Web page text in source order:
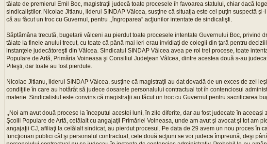
tăiate de premierul Emil Boc, magistraţii judecă toate procesele în favoarea statului, chiar dacă
sindicaliştilor. Nicolae Jitianu, liderul SINDAP Vâlcea, susţine că situaţia este cel puţin suspectă şi-
că au făcut un troc cu Guvernul, pentru ,,îngroparea” acţiunilor intentate de sindicalişti.
Săptămâna trecută, bugetarii vâlceni au pierdut toate procesele intentate Guvernului Boc, privind
tăiate la finele anului trecut, cu toate că până mai ieri erau invidiaţi de colegii din ţară pentru
instanţele judecătoreşti din Vâlcea. Sindicatul SINDAP Vâlcea avea pe rol trei procese, toate
Populare de Artă, Primăria Voineasa şi Consiliul Judeţean Vâlcea, dintre acestea două s-au
Piteşti, dar toate au fost pierdute.
Nicolae Jitianu, liderul SINDAP Vâlcea, susţine că magistraţii au dat dovadă de un exces de zel
condiţiile în care au hotărât să judece dosarele personalului contractual tot în contenciosul
materie. Sindicalistul este convins că magistraţii au făcut un troc cu Guvernul pentru sacrificarea
,,Noi am avut două procese la începutul acestei luni, în zile diferite, dar au fost judecate în aceeaşi
Şcolii Populare de Artă, celălalt cu angajaţii Primăriei Voineasa, unde am avut şi avocat şi tot am
angajaţii CJ, afiliaţi la celălalt sindicat, au pierdut procesul. Pe data de 29 avem un nou proces în
funcţionari publici cât şi personalul contractual, cele două acţiuni se vor judeca împreună, deşi